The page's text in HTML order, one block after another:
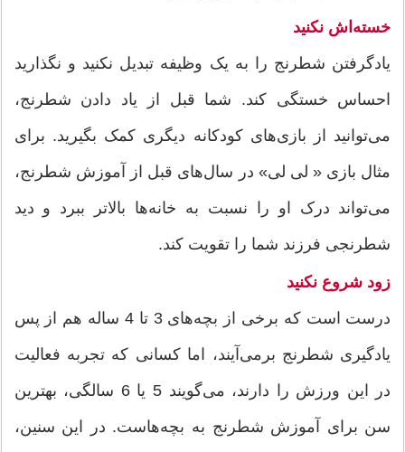
خسته‌اش نکنید
یادگرفتن شطرنج را به یک وظیفه تبدیل نکنید و نگذارید
احساس خستگی کند. شما قبل از یاد دادن شطرنج،
می‌توانید از بازی‌های کودکانه دیگری کمک بگیرید. برای
مثال بازی « لی لی» در سال‌های قبل از آموزش شطرنج،
می‌تواند درک او را نسبت به خانه‌ها بالاتر ببرد و دید
شطرنجی فرزند شما را تقویت کند.
زود شروع نکنید
درست است که برخی از بچه‌های 3 تا 4 ساله هم از پس
یادگیری شطرنج برمی‌آیند، اما کسانی که تجربه فعالیت
در این ورزش را دارند، می‌گویند 5 یا 6 سالگی، بهترین
سن برای آموزش شطرنج به بچه‌هاست. در این سنین،